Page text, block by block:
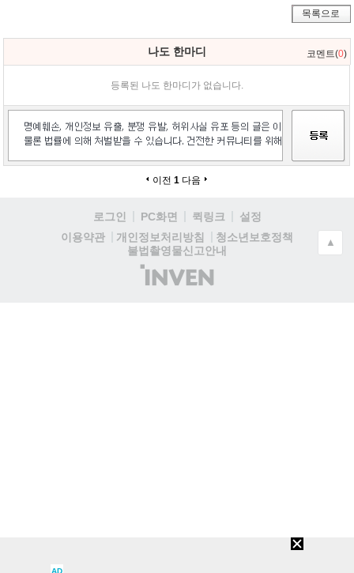
목록으로
나도 한마디 코멘트(0)
등록된 나도 한마디가 없습니다.
이전 1 다음
로그인 PC화면 퀵링크
설정
이용약관
개인정보처리방침
청소년보호정책
불법촬영물신고안내
(주)
인
▲
AD